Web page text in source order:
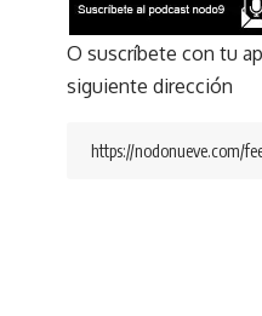
O suscríbete con tu
siguiente dirección